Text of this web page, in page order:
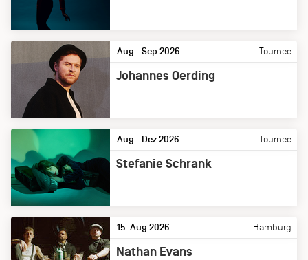
Tournee
Aug - Sep 2026
Johannes Oerding
Tournee
Aug - Dez 2026
Stefanie Schrank
Hamburg
15. Aug 2026
Nathan Evans